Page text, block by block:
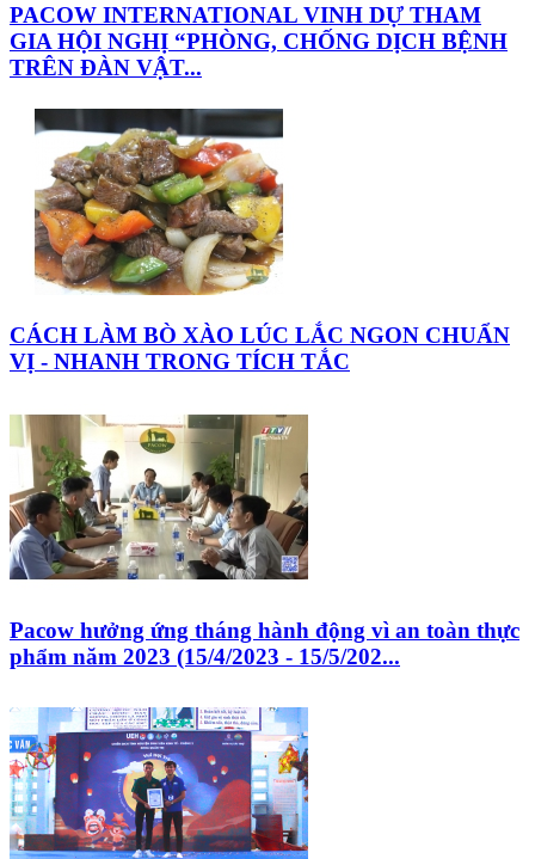
PACOW INTERNATIONAL VINH DỰ THAM
GIA HỘI NGHỊ “PHÒNG, CHỐNG DỊCH BỆNH
TRÊN ĐÀN VẬT...
CÁCH LÀM BÒ XÀO LÚC LẮC NGON CHUẨN
VỊ - NHANH TRONG TÍCH TẮC
Pacow hưởng ứng tháng hành động vì an toàn thực
phẩm năm 2023 (15/4/2023 - 15/5/202...